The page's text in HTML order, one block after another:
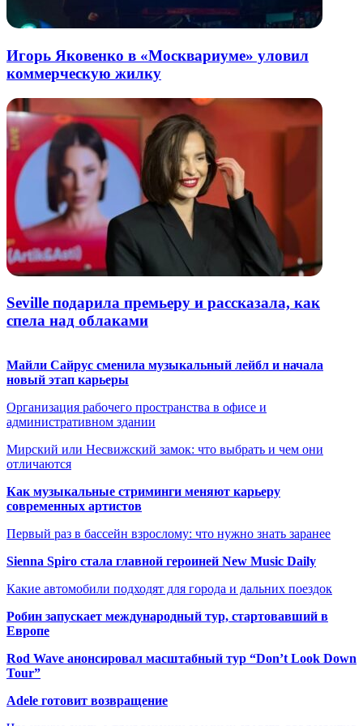
Игорь Яковенко в «Москвариуме» уловил
коммерческую жилку
Seville подарила премьеру и рассказала, как
спела над облаками
Майли Сайрус сменила музыкальный лейбл и начала
новый этап карьеры
Организация рабочего пространства в офисе и
административном здании
Мирский или Несвижский замок: что выбрать и чем они
отличаются
Как музыкальные стриминги меняют карьеру
современных артистов
Первый раз в бассейн взрослому: что нужно знать заранее
Sienna Spiro стала главной героиней New Music Daily
Какие автомобили подходят для города и дальних поездок
Робин запускает международный тур, стартовавший в
Европе
Rod Wave анонсировал масштабный тур “Don’t Look Down
Tour”
Adele готовит возвращение